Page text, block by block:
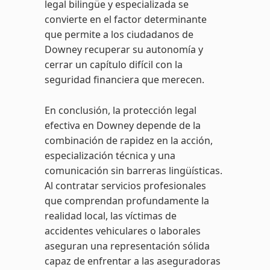
legal bilingüe y especializada se
convierte en el factor determinante
que permite a los ciudadanos de
Downey recuperar su autonomía y
cerrar un capítulo difícil con la
seguridad financiera que merecen.
En conclusión, la protección legal
efectiva en Downey depende de la
combinación de rapidez en la acción,
especialización técnica y una
comunicación sin barreras lingüísticas.
Al contratar servicios profesionales
que comprendan profundamente la
realidad local, las víctimas de
accidentes vehiculares o laborales
aseguran una representación sólida
capaz de enfrentar a las aseguradoras